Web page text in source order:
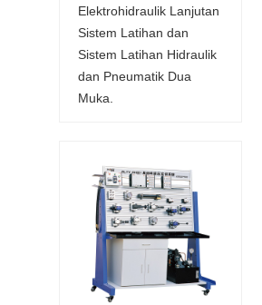
Elektrohidraulik Lanjutan
Sistem Latihan dan
Sistem Latihan Hidraulik
dan Pneumatik Dua
Muka.